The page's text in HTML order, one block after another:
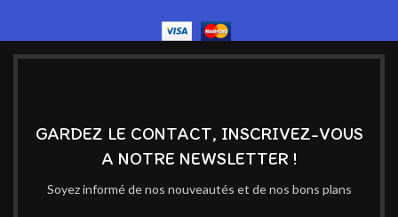
GARDEZ LE CONTACT, INSCRIVEZ-VOUS
A NOTRE NEWSLETTER !
Soyez informé de nos nouveautés et de nos bons plans